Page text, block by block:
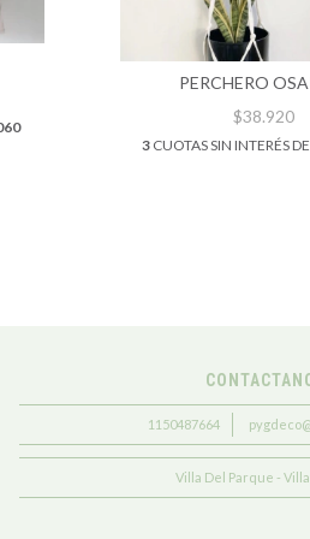
PERCHERO
$38.920
3CUOTAS SIN INTERÉS DE
1150487664
Villa Del Parque -